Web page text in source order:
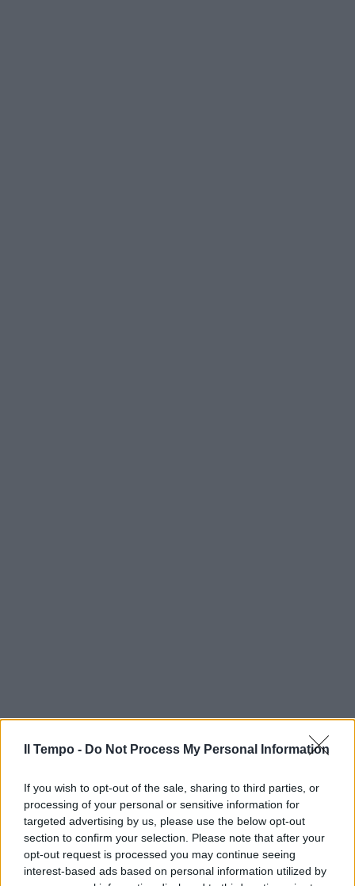
Il Tempo - Do Not Process My Personal Information
If you wish to opt-out of the sale, sharing to third parties, or
processing of your personal or sensitive information for
targeted advertising by us, please use the below opt-out
section to confirm your selection. Please note that after your
opt-out request is processed you may continue seeing
interest-based ads based on personal information utilized by